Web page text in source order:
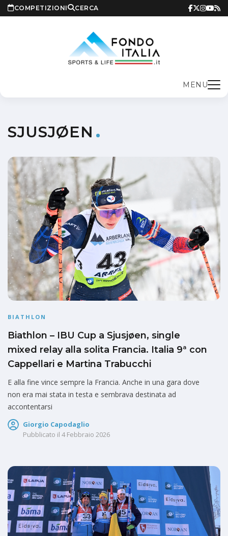
COMPETIZIONI CERCA
MENU
SJUSJØEN
BIATHLON
Biathlon – IBU Cup a Sjusjøen, single
mixed relay alla solita Francia. Italia 9ª con
Cappellari e Martina Trabucchi
E alla fine vince sempre la Francia. Anche in una gara dove
non era mai stata in testa e sembrava destinata ad
accontentarsi
Giorgio Capodaglio
Pubblicato il 4 Febbraio 2026